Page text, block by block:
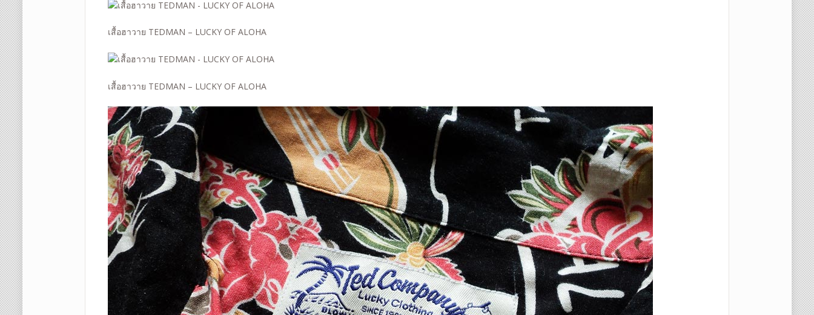
เสื้อฮาวาย TEDMAN – LUCKY OF ALOHA
เสื้อฮาวาย TEDMAN – LUCKY OF ALOHA